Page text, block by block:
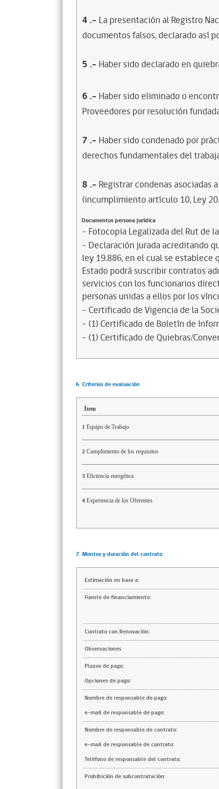
4 .- La presentación al Registro
documentos falsos, declarado así
5 .- Haber sido declarado en
6 .- Haber sido eliminado o
Proveedores por resolución
7 .- Haber sido condenado por
derechos fundamentales del
8 .- Registrar condenas asociadas
(incumplimiento artículo 10, Ley
Documentos persona jurídica
- Fotocopia Legalizada del Rut de
- Declaración jurada acreditando
ley 19.886, en el cual se
Estado podrá suscribir contratos
servicios con los funcionarios
personas unidas a ellos por los
- Certificado de Vigencia de la
- (1) Certificado de Boletín de
- (1) Certificado de Quiebras/
6. Criterios de evaluación
Ítem
1 Equipo de Trabajo
2 Cumplimiento de los requisitos
3 Eficiencia energética
4 Experiencia de los Oferentes
7. Montos y duración del contrato
Estimación en base a:
Fuente de financiamiento:
Contrato con Renovación:
Observaciones
Plazos de pago:
Opciones de pago:
Nombre de responsable de pago:
e-mail de responsable de pago:
Nombre de responsable de contrato:
e-mail de responsable de contrato:
Teléfono de responsable del contrato:
Prohibición de subcontratación: